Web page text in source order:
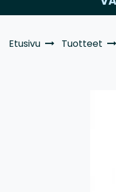
Etusivu Tuotteet